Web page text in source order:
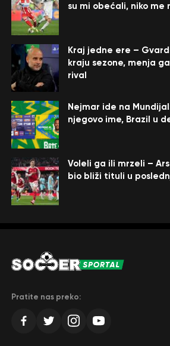
su mi obećali, niko me
Kraj jedne ere –
kraju sezone, menja
rival
Nejmar ide na
njegovo ime, Brazil u
Voleli ga ili mrzeli –
bio bliži tituli u
Pratite nas preko: